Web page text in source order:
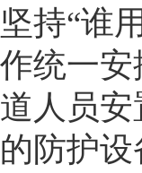
坚持“谁
作统一
道人员
的防护